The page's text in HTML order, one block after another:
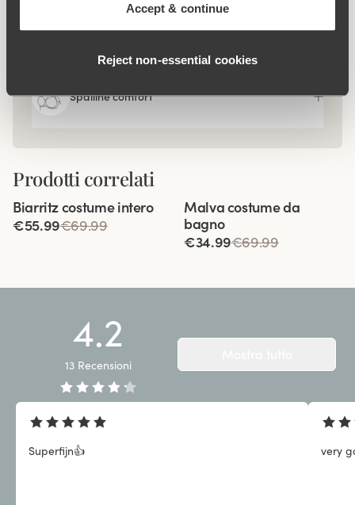
Accept & continue
Reject non‑essential cookies
Supporto laterale
Spalline comfort
Prodotti correlati
Biarritz costume intero
€55.99€69.99
Malva costume da
bagno
€34.99€69.99
4.2
13 Recensioni
Superfijn👍 very